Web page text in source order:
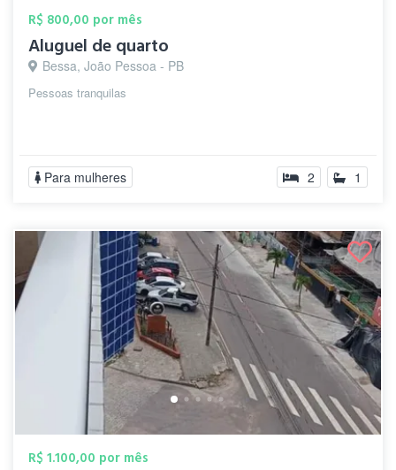
R$ 800,00 por mês
Aluguel de quarto
Bessa, João Pessoa - PB
Pessoas tranquilas
Para mulheres 2 1
R$ 1.100,00 por mês